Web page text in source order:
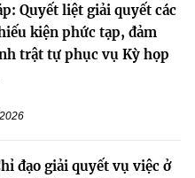
Quyết liệt giải quyết các
kiện phức tạp, đảm
trật tự phục vụ Kỳ họp
đạo giải quyết vụ việc ở